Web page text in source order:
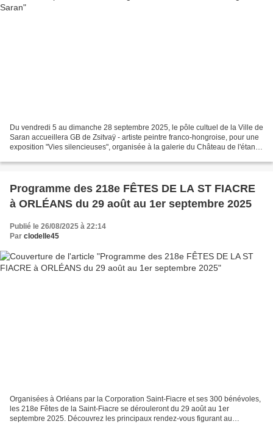
Du vendredi 5 au dimanche 28 septembre 2025, le pôle cultuel de la Ville de
Saran accueillera GB de Zsitvaÿ - artiste peintre franco-hongroise, pour une
exposition "Vies silencieuses", organisée à la galerie du Château de l'étang.
Programme des 218e FÊTES DE LA ST FIACRE
à ORLÉANS du 29 août au 1er septembre 2025
Publié le 26/08/2025 à 22:14
Par clodelle45
Organisées à Orléans par la Corporation Saint-Fiacre et ses 300 bénévoles,
les 218e Fêtes de la Saint-Fiacre se dérouleront du 29 août au 1er
septembre 2025. Découvrez les principaux rendez-vous figurant au